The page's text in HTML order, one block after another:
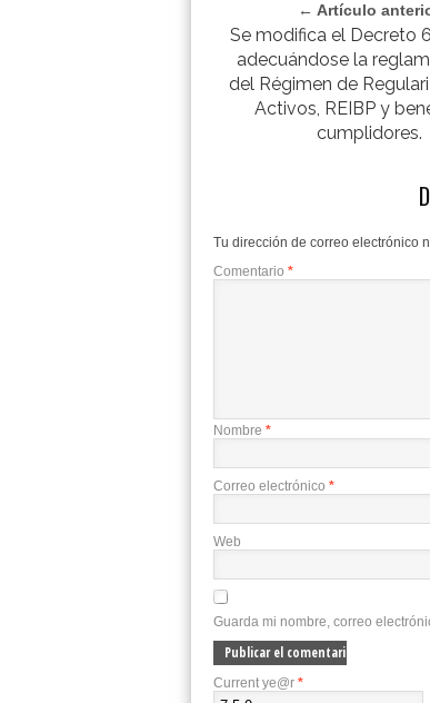
← Artículo
Se modifica el Decreto
adecuándose la
del Régimen de
Activos, REIBP y
cumplidores.
Tu dirección de correo electrónico
Comentario *
Nombre *
Correo electrónico *
Web
Guarda mi nombre, correo
Current ye@r *